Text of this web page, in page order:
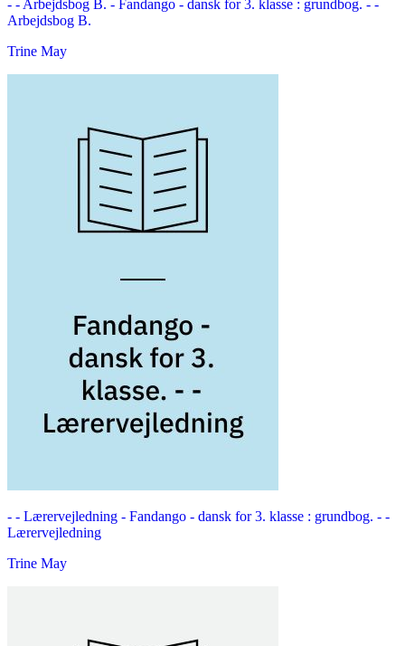
- - Arbejdsbog B. - Fandango - dansk for 3. klasse : grundbog. - -
Arbejdsbog B.
Trine May
- - Lærervejledning - Fandango - dansk for 3. klasse : grundbog. - -
Lærervejledning
Trine May